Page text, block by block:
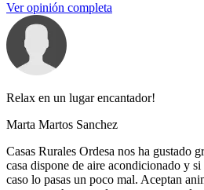
Ver opinión completa
Relax en un lugar encantador!
Marta Martos Sanchez
Casas Rurales Ordesa nos ha gustado
casa dispone de aire acondicionado y
caso lo pasas un poco mal. Aceptan